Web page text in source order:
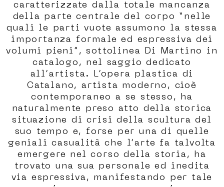
caratterizzate dalla totale mancanza
della parte centrale del corpo “nelle
quali le parti vuote assumono la stessa
importanza formale ed espressiva dei
volumi pieni”, sottolinea Di Martino in
catalogo, nel saggio dedicato
all’artista. L’opera plastica di
Catalano, artista moderno, cioè
contemporaneo a se stesso, ha
naturalmente preso atto della storica
situazione di crisi della scultura del
suo tempo e, forse per una di quelle
geniali casualità che l’arte fa talvolta
emergere nel corso della storia, ha
trovato una sua personale ed inedita
via espressiva, manifestando per tale